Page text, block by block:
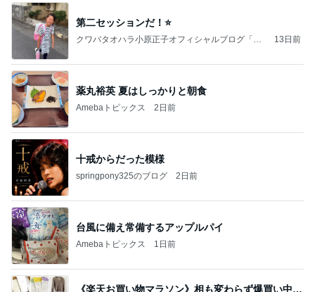
第二セッションだ！⭐️
クワバタオハラ小原正子オフィシャルブログ「女
13日前
薬丸裕英 夏はしっかりと朝食
Amebaトピックス 2日前
十戒からだった模様
springpony325のブログ 2日前
台風に備え常備するアップルパイ
Amebaトピックス 1日前
《楽天お買い物マラソン》相も変わらず爆買い中…